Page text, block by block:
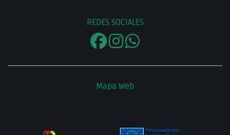
REDES SOCIALES
Mapa Web